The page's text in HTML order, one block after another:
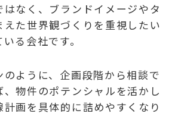
なく、ブランドイメージやタ
た世界観づくりを重視したい
る会社です。
ように、企画段階から相談で
物件のポテンシャルを活かし
画を具体的に詰めやすくなり